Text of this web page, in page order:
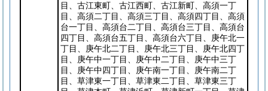
目、古江東町、古江西町、古江新町、高須一丁
目、高須二丁目、高須三丁目、高須四丁目、高須
台一丁目、高須台二丁目、高須台三丁目、高須台
四丁目、高須台五丁目、高須台六丁目、庚午北一
丁目、庚午北二丁目、庚午北三丁目、庚午北四丁
目、庚午中一丁目、庚午中二丁目、庚午中三丁
目、庚午中四丁目、庚午南一丁目、庚午南二丁
目、草津東一丁目、草津東二丁目、草津東三丁